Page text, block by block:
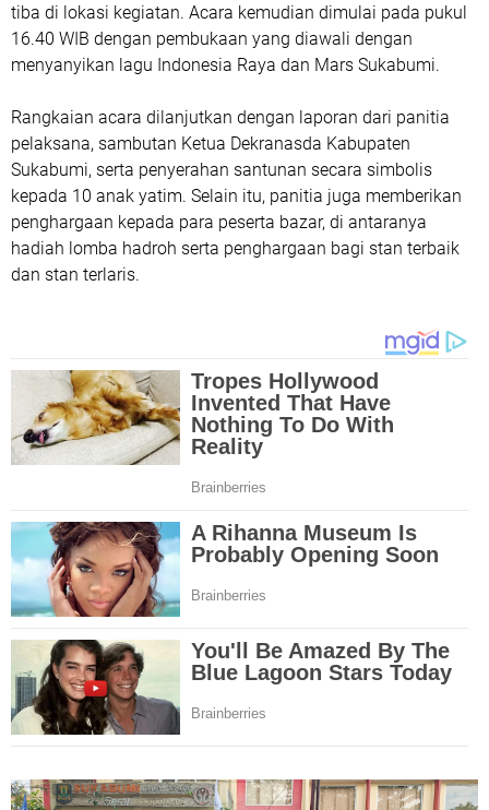
tiba di lokasi kegiatan. Acara kemudian dimulai pada pukul
16.40 WIB dengan pembukaan yang diawali dengan
menyanyikan lagu Indonesia Raya dan Mars Sukabumi.
Rangkaian acara dilanjutkan dengan laporan dari panitia
pelaksana, sambutan Ketua Dekranasda Kabupaten
Sukabumi, serta penyerahan santunan secara simbolis
kepada 10 anak yatim. Selain itu, panitia juga memberikan
penghargaan kepada para peserta bazar, di antaranya
hadiah lomba hadroh serta penghargaan bagi stan terbaik
dan stan terlaris.